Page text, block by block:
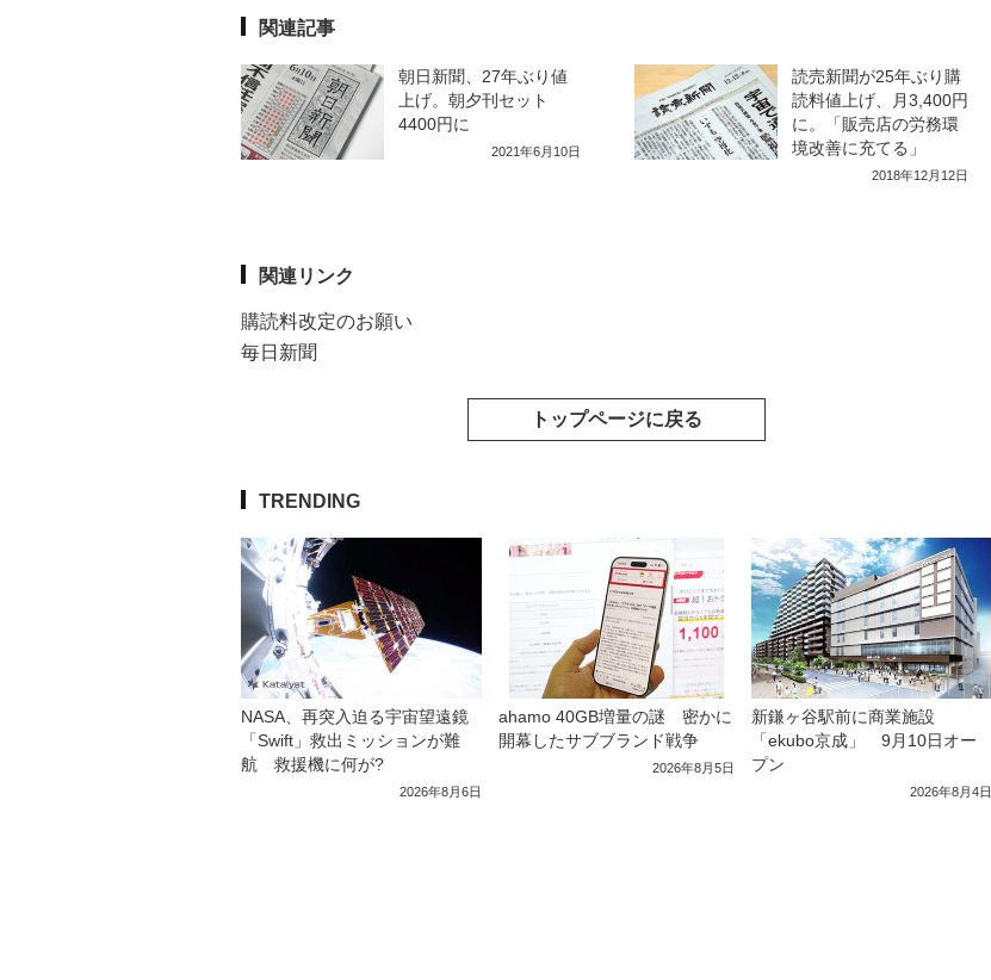
関連記事
朝日新聞、27年ぶり値
上げ。朝夕刊セット
4400円に
2021年6月10日
読売新聞が25年ぶり購
読料値上げ、月3,400円
に。「販売店の労務環
境改善に充てる」
2018年12月12日
関連リンク
購読料改定のお願い
毎日新聞
トップページに戻る
TRENDING
NASA、再突入迫る宇宙望遠鏡
「Swift」救出ミッションが難
航 救援機に何が?
2026年8月6日
ahamo 40GB増量の謎 密かに
開幕したサブブランド戦争
2026年8月5日
新鎌ヶ谷駅前に商業施設
「ekubo京成」 9月10日オー
プン
2026年8月4日